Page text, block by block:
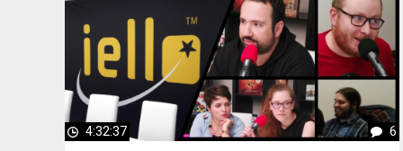
4:32:37 6